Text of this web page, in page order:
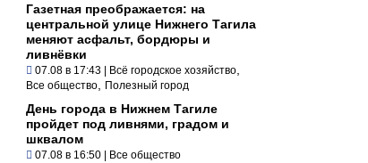
Газетная преображается: на
центральной улице Нижнего Тагила
меняют асфальт, бордюры и
ливнёвки
07.08 в 17:43 | Всё городское хозяйство
Все общество Полезный город
День города в Нижнем Тагиле
пройдет под ливнями, градом и
шквалом
07.08 в 16:50 | Все общество